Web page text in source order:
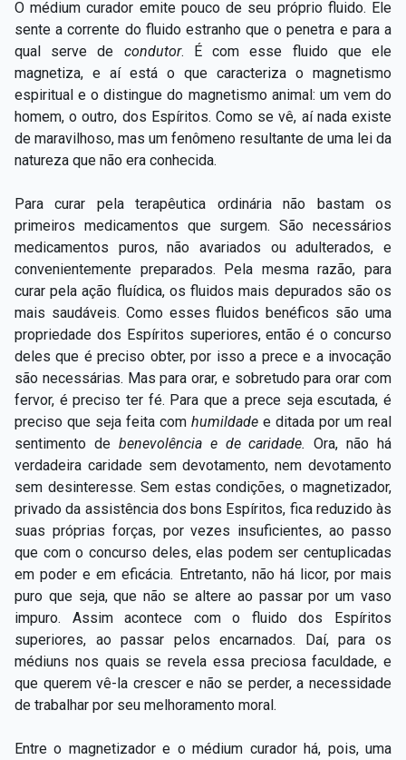
O médium curador emite pouco de seu próprio fluido. Ele
sente a corrente do fluido estranho que o penetra e para a
qual serve de condutor. É com esse fluido que ele
magnetiza, e aí está o que caracteriza o magnetismo
espiritual e o distingue do magnetismo animal: um vem do
homem, o outro, dos Espíritos. Como se vê, aí nada existe
de maravilhoso, mas um fenômeno resultante de uma lei da
natureza que não era conhecida.
Para curar pela terapêutica ordinária não bastam os
primeiros medicamentos que surgem. São necessários
medicamentos puros, não avariados ou adulterados, e
convenientemente preparados. Pela mesma razão, para
curar pela ação fluídica, os fluidos mais depurados são os
mais saudáveis. Como esses fluidos benéficos são uma
propriedade dos Espíritos superiores, então é o concurso
deles que é preciso obter, por isso a prece e a invocação
são necessárias. Mas para orar, e sobretudo para orar com
fervor, é preciso ter fé. Para que a prece seja escutada, é
preciso que seja feita com humildade e ditada por um real
sentimento de benevolência e de caridade.Ora, não há
verdadeira caridade sem devotamento, nem devotamento
sem desinteresse. Sem estas condições, o magnetizador,
privado da assistência dos bons Espíritos, fica reduzido às
suas próprias forças, por vezes insuficientes, ao passo
que com o concurso deles, elas podem ser centuplicadas
em poder e em eficácia. Entretanto, não há licor, por mais
puro que seja, que não se altere ao passar por um vaso
impuro. Assim acontece com o fluido dos Espíritos
superiores, ao passar pelos encarnados. Daí, para os
médiuns nos quais se revela essa preciosa faculdade, e
que querem vê-la crescer e não se perder, a necessidade
de trabalhar por seu melhoramento moral.
Entre o magnetizador e o médium curador há, pois, uma